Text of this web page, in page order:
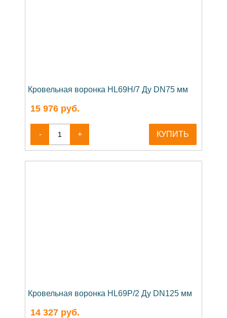
Кровельная воронка HL69H/7 Ду DN75 мм
15 976 руб.
- + КУПИТЬ
Кровельная воронка HL69P/2 Ду DN125 мм
14 327 руб.